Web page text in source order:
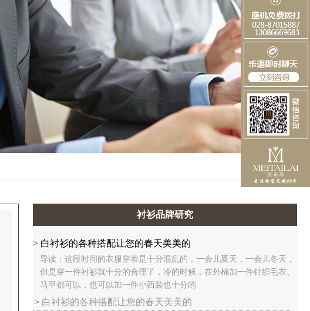
衬衫品牌研究
> 白衬衫的各种搭配让您的春天美美的
导读：这段时间的衣服穿着是十分混乱的，一会儿夏天，一会儿冬天，
但是穿一件衬衫就十分的合理了，冷的时候，在外棉加一件针织毛衣、
马甲都可以，也可以加一件小西装也十分的
> 白衬衫的各种搭配让您的春天美美的